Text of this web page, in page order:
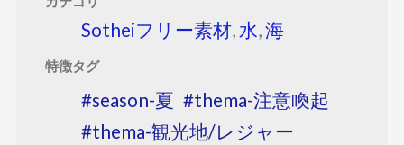
Sotheiフリー素材, 水,海
特徴タグ
season-夏
thema-注意喚起
thema-観光地/レジャー